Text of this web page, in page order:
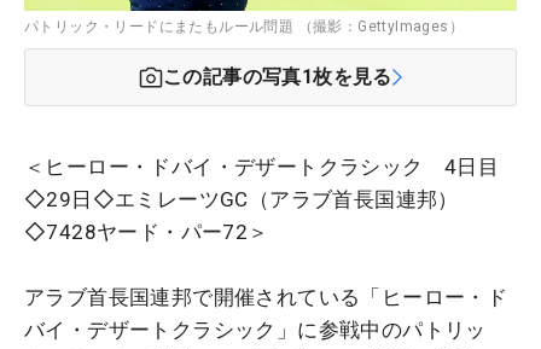
パトリック・リードにまたもルール問題 （撮影：GettyImages）
この記事の写真1枚を見る
＜ヒーロー・ドバイ・デザートクラシック 4日目
◇29日◇エミレーツGC（アラブ首長国連邦）
◇7428ヤード・パー72＞
アラブ首長国連邦で開催されている「ヒーロー・ド
バイ・デザートクラシック」に参戦中のパトリッ